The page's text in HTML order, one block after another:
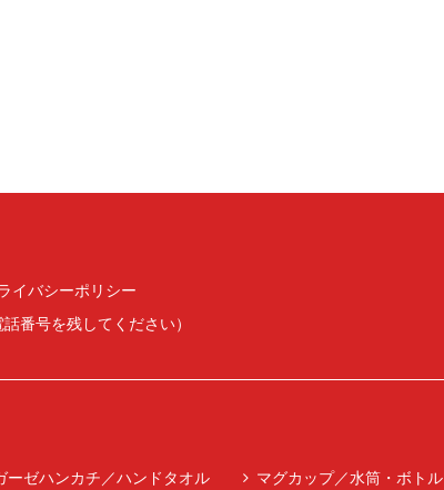
イバシーポリシー
番号を残してください）
ーゼハンカチ／ハンドタオル マグカップ／水筒・ボトル